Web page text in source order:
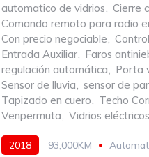
automatico de vidrios, Cierre
Comando remoto para radio
Con precio negociable,
Entrada Auxiliar, Faros
regulación automática, Porta
Sensor de lluvia, sensor de
Tapizado en cuero, Techo
Venpermuta, Vidrios eléctricos
2018 93,000KM